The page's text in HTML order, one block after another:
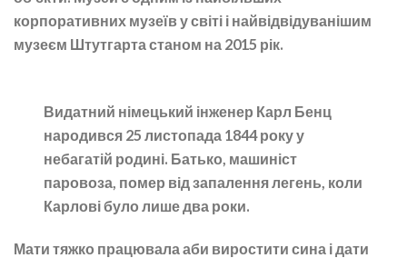
корпоративних музеїв у світі і найвідвідуванішим
музеєм Штутгарта станом на 2015 рік.
Видатний німецький інженер Карл Бенц
народився 25 листопада 1844 року у
небагатій родині. Батько, машиніст
паровоза, помер від запалення легень, коли
Карлові було лише два роки.
Мати тяжко працювала аби виростити сина і дати